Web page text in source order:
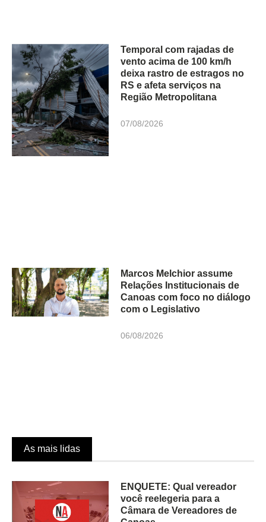
Temporal com rajadas de
vento acima de 100 km/h
deixa rastro de estragos no
RS e afeta serviços na
Região Metropolitana
07/08/2026
Marcos Melchior assume
Relações Institucionais de
Canoas com foco no diálogo
com o Legislativo
06/08/2026
As mais lidas
ENQUETE: Qual vereador
você reelegeria para a
Câmara de Vereadores de